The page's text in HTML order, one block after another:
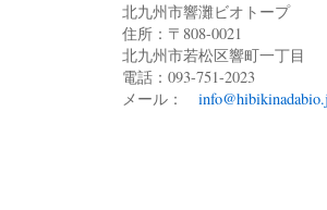
北九州市響灘ビオトープ
住所：〒808-0021
北九州市若松区響町一丁目
電話：093-751-2023
メール：